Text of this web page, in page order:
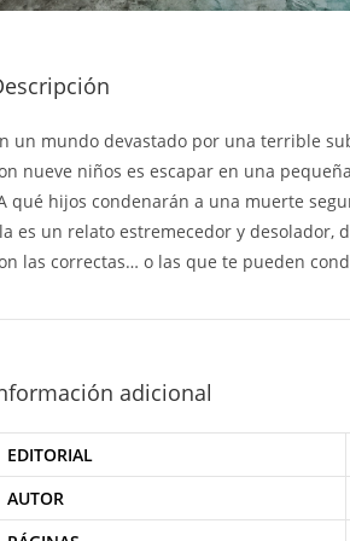
un mundo devastado por una terrible
nueve niños es escapar en una
qué hijos condenarán a una muerte
es un relato estremecedor y desolador,
las correctas… o las que te pueden
adicional
EDITORIAL
AUTOR